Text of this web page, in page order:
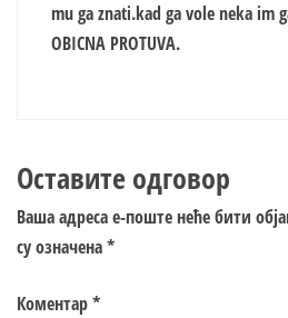
mu ga znati.kad ga vole neka im
OBICNA PROTUVA.
Оставите одговор
Ваша адреса е-поште неће бити
су означена*
Коментар*